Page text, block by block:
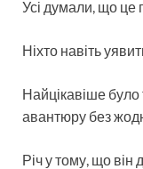
Усі думали, що це
Ніхто навіть
Найцікавіше
авантюру без
Річ у тому, що він